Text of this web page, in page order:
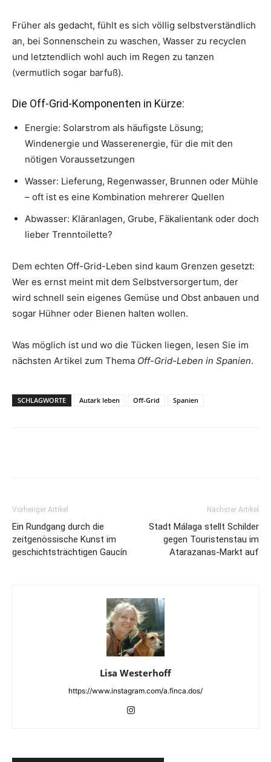
Früher als gedacht, fühlt es sich völlig selbstverständlich
an, bei Sonnenschein zu waschen, Wasser zu recyclen
und letztendlich wohl auch im Regen zu tanzen
(vermutlich sogar barfuß).
Die Off-Grid-Komponenten in Kürze:
Energie: Solarstrom als häufigste Lösung;
Windenergie und Wasserenergie, für die mit den
nötigen Voraussetzungen
Wasser: Lieferung, Regenwasser, Brunnen oder Mühle
– oft ist es eine Kombination mehrerer Quellen
Abwasser: Kläranlagen, Grube, Fäkalientank oder doch
lieber Trenntoilette?
Dem echten Off-Grid-Leben sind kaum Grenzen gesetzt:
Wer es ernst meint mit dem Selbstversorgertum, der
wird schnell sein eigenes Gemüse und Obst anbauen und
sogar Hühner oder Bienen halten wollen.
Was möglich ist und wo die Tücken liegen, lesen Sie im
nächsten Artikel zum Thema Off-Grid-Leben in Spanien.
SCHLAGWORTE Autark leben Off-Grid Spanien
Vorheriger Artikel
Ein Rundgang durch die
zeitgenössische Kunst im
geschichtsträchtigen Gaucín
Nächster Artikel
Stadt Málaga stellt Schilder
gegen Touristenstau im
Atarazanas-Markt auf
Lisa Westerhoff
https://www.instagram.com/a.finca.dos/